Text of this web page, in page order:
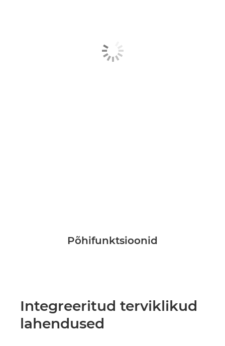
Põhifunktsioonid
Integreeritud terviklikud
lahendused